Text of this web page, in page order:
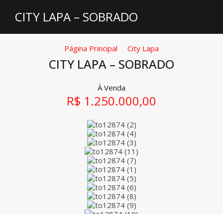
CITY LAPA – SOBRADO
Página Principal City Lapa
CITY LAPA – SOBRADO
À Venda
R$ 1.250.000,00